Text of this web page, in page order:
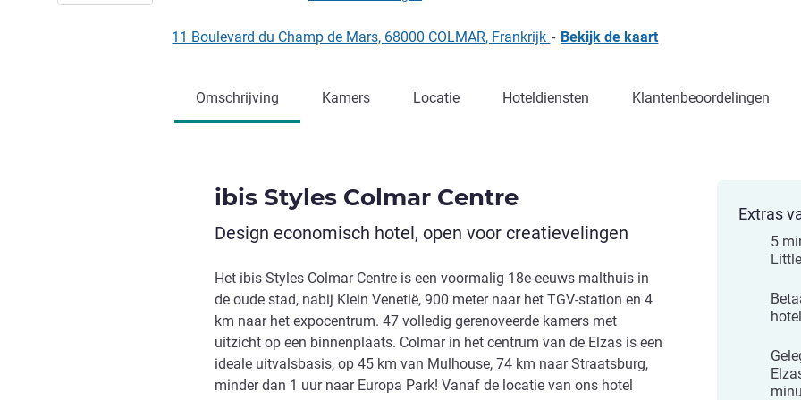
11 Boulevard du Champ de Mars, 68000 COLMAR, Frankrijk - Bekijk de kaart
Omschrijving Kamers Locatie Hoteldiensten Klantenbeoordelingen
ibis Styles Colmar Centre
Design economisch hotel, open voor creatievelingen
Het ibis Styles Colmar Centre is een voormalig 18e-eeuws malthuis in
de oude stad, nabij Klein Venetië, 900 meter naar het TGV-station en 4
km naar het expocentrum. 47 volledig gerenoveerde kamers met
uitzicht op een binnenplaats. Colmar in het centrum van de Elzas is een
ideale uitvalsbasis, op 45 km van Mulhouse, 74 km naar Straatsburg,
minder dan 1 uur naar Europa Park! Vanaf de locatie van ons hotel
Extras
5
hotel